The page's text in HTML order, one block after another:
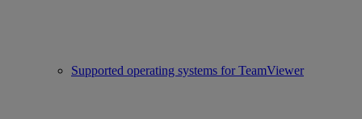
Supported operating systems for TeamViewer